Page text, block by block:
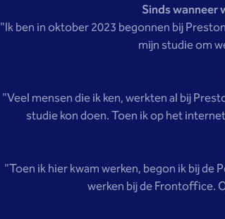
Sinds wanneer
"Ik ben in oktober 2023 begonnen bij
mijn studie om
"Veel mensen die ik ken, werkten al bij
studie kon doen. Toen ik op het
"Toen ik hier kwam werken, begon ik bij
werken bij de Frontoffice.